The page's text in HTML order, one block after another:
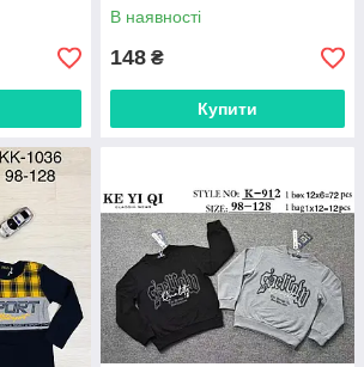
В наявності
148 ₴
Купити